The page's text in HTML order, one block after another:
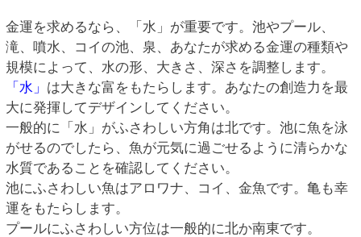
金運を求めるなら、「水」が重要です。池やプール、
滝、噴水、コイの池、泉、あなたが求める金運の種類や
規模によって、水の形、大きさ、深さを調整します。
「水」 は大きな富をもたらします。あなたの創造力を最
大に発揮してデザインしてください。
一般的に「水」がふさわしい方角は北です。池に魚を泳
がせるのでしたら、魚が元気に過ごせるように清らかな
水質であることを確認してください。
池にふさわしい魚はアロワナ、コイ、金魚です。亀も幸
運をもたらします。
プールにふさわしい方位は一般的に北か南東です。